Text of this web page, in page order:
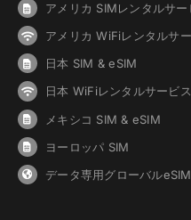
アメリカ SIMレンタルサー
アメリカ WiFiレンタルサ
日本 SIM & eSIM
日本 WiFiレンタルサービス
メキシコ SIM & eSIM
ヨーロッパ SIM
データ専用グローバルeSIM